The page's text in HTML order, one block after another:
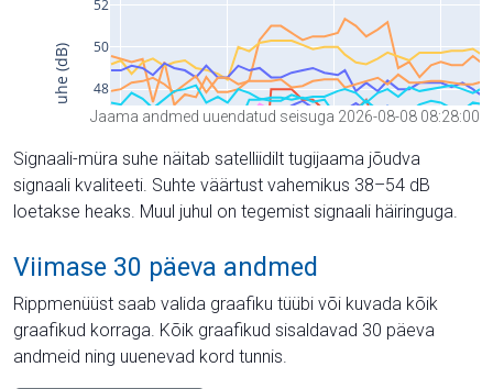
Jaama andmed uuendatud seisuga 2026-08-08 08:28:00
Signaali-müra suhe näitab satelliidilt tugijaama jõudva
signaali kvaliteeti. Suhte väärtust vahemikus 38–54 dB
loetakse heaks. Muul juhul on tegemist signaali häiringuga.
Viimase 30 päeva andmed
Rippmenüüst saab valida graafiku tüübi või kuvada kõik
graafikud korraga. Kõik graafikud sisaldavad 30 päeva
andmeid ning uuenevad kord tunnis.